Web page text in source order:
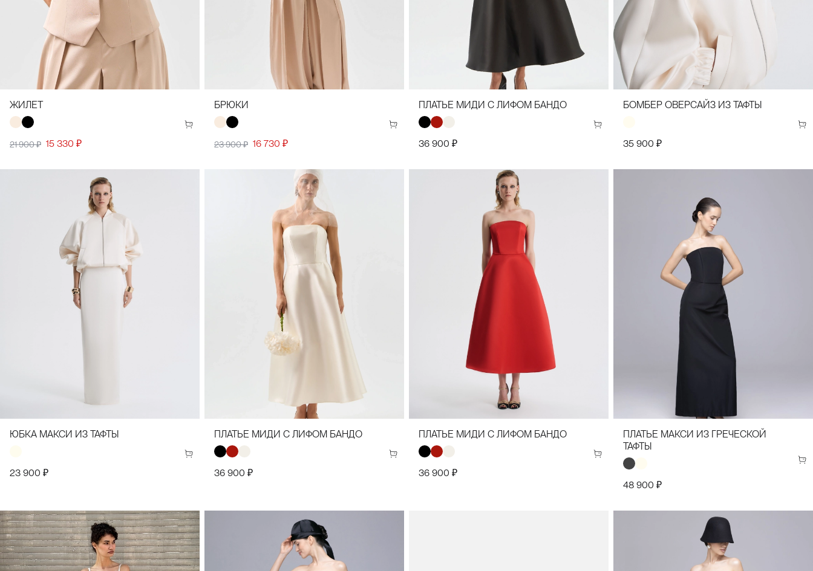
34(42)36(44)38(46)40(48)42(50)44(52)
ЖИЛЕТ
21 900 ₽ 15 330 ₽
36(44)38(46)40(48)42(50)
БРЮКИ
23 900 ₽ 16 730 ₽
343638 4042
ПЛАТЬЕ МИДИ С ЛИФОМ БАНДО
36 900 ₽
34(42)36(44)38(46)40(48)42(50)44(52)
БОМБЕР ОВЕРСАЙЗ ИЗ ТАФТЫ
35 900 ₽
40(48) (170 рост)
44(52) (164 рост)44(52) (170 рост)
ЮБКА МАКСИ ИЗ ТАФТЫ
23 900 ₽
36384042
ПЛАТЬЕ МИДИ С ЛИФОМ БАНДО
36 900 ₽
34(42)36(44)38(46)40(48)42(50)44(52)
ПЛАТЬЕ МИДИ С ЛИФОМ БАНДО
36 900 ₽
34(42)36(44)38(46)40(48)
ПЛАТЬЕ МАКСИ ИЗ ГРЕЧЕСКОЙ
ТАФТЫ
48 900 ₽